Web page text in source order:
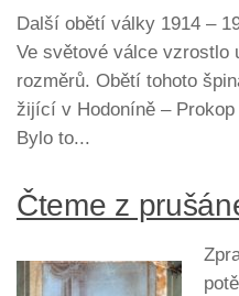
Další obětí války 1914 –
Ve světové válce vzrostlo
rozměrů. Obětí tohoto
žijící v Hodoníně –
Bylo to...
Čteme z